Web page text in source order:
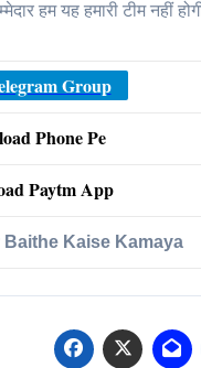
हम यह हमारी टीम
Group
Phone Pe
Paytm App
Baithe Kaise Kamaya